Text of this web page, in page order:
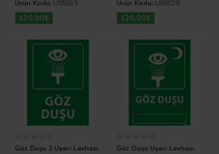
Ürün Kodu: U05015
120,00₺
Ürün Kodu: U05029
120,00₺
Göz Duşu 2 Uyarı Levhası Göz Duşu Uyarı Levhası